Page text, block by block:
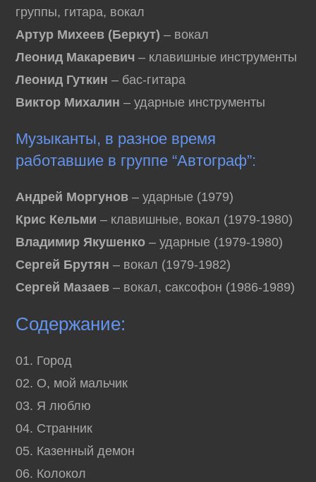
группы, гитара, вокал
Артур Михеев (Беркут) – вокал
Леонид Макаревич – клавишные инструменты
Леонид Гуткин – бас-гитара
Виктор Михалин – ударные инструменты
Музыканты, в разное время
работавшие в группе “Автограф”:
Андрей Моргунов – ударные (1979)
Крис Кельми – клавишные, вокал (1979-1980)
Владимир Якушенко – ударные (1979-1980)
Сергей Брутян – вокал (1979-1982)
Сергей Мазаев – вокал, саксофон (1986-1989)
Содержание:
01. Город
02. О, мой мальчик
03. Я люблю
04. Странник
05. Казенный демон
06. Колокол